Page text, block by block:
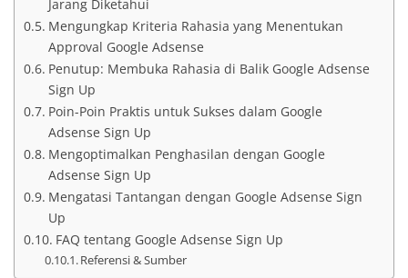
Jarang Diketahui
Mengungkap Kriteria Rahasia yang Menentukan
Approval Google Adsense
Penutup: Membuka Rahasia di Balik Google Adsense
Sign Up
Poin-Poin Praktis untuk Sukses dalam Google
Adsense Sign Up
Mengoptimalkan Penghasilan dengan Google
Adsense Sign Up
Mengatasi Tantangan dengan Google Adsense Sign
Up
FAQ tentang Google Adsense Sign Up
Referensi & Sumber